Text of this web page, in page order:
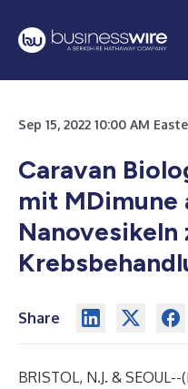
Sep 15, 2022 10:00 AM
Caravan
mit MDimune
Nanovesikeln
Share
BRISTOL, N.J. & SEOUL--(